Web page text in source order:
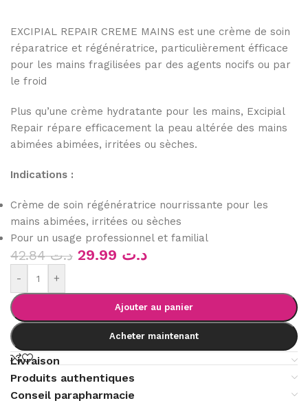
EXCIPIAL REPAIR CREME MAINS est une crème de soin
réparatrice et régénératrice, particulièrement éfficace
pour les mains fragilisées par des agents nocifs ou par
le froid
Plus qu’une crème hydratante pour les mains, Excipial
Repair répare efficacement la peau altérée des mains
abimées abimées, irritées ou sèches.
Indications :
Crème de soin régénératrice nourrissante pour les
mains abimées, irritées ou sèches
Pour un usage professionnel et familial
د.ت42.84 د.ت
- +
Ajouter au panier
Acheter maintenant
Livraison
Produits authentiques
Conseil parapharmacie